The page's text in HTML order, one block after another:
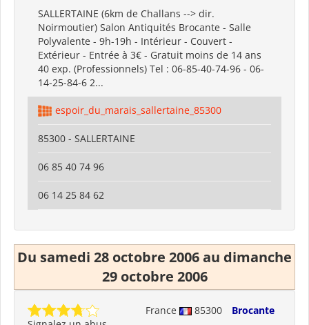
SALLERTAINE (6km de Challans --> dir.
Noirmoutier) Salon Antiquités Brocante - Salle
Polyvalente - 9h-19h - Intérieur - Couvert -
Extérieur - Entrée à 3€ - Gratuit moins de 14 ans
40 exp. (Professionnels) Tel : 06-85-40-74-96 - 06-
14-25-84-6 2...
espoir_du_marais_sallertaine_85300
85300 - SALLERTAINE
06 85 40 74 96
06 14 25 84 62
Du samedi 28 octobre 2006 au dimanche
29 octobre 2006
France 85300
Brocante